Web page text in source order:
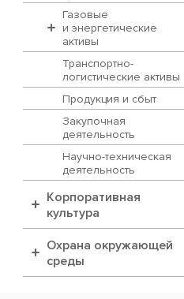
Газовые
и энергетические
активы
Транспортно-
логистические активы
Продукция и сбыт
Закупочная
деятельность
Научно-техническая
деятельность
Корпоративная
культура
Охрана окружающей
среды